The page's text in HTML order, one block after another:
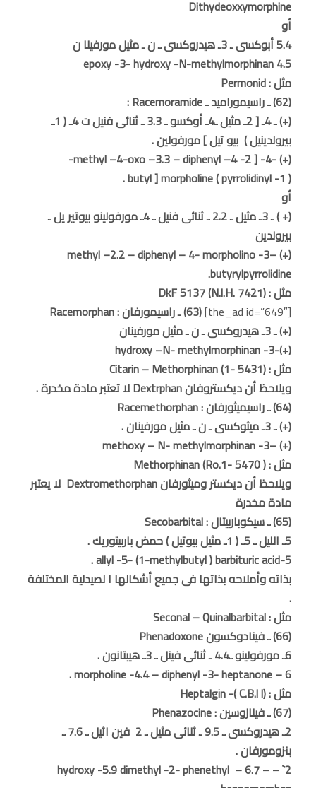
Dithydeoxxymorphine
أو
5.4 أبوكسى ـ 3ـ هيدروكسى ـ ن ـ مثيل مورفينا ن
4.5 epoxy -3- hydroxy -N-methylmorphinan
مثل : Permonid
(62) ـ راسيموراميد ـ Racemoramide :
(+) ـ 4ـ [ 2ـ مثيل ـ4ـ أوكسو ـ 3.3 ـ ثنائى فنيل ت 4ـ ( 1ـ
بيرولدينيل ) بيو تيل ] مورفولين .
(+) -4- [ 2- methyl –4-oxo –3.3 – diphenyl –4-
( 1- pyrrolidinyl ) butyl ] morpholine .
أو
(+ ) ـ 3ـ مثيل ـ 2.2 ـ ثنائى فنيل ـ 4ـ مورفولينو بيوتير يل ـ
بيرولدين
(+) –3- methyl –2.2 – diphenyl – 4- morpholino
butyrylpyrrolidine.
مثل : (N.l.H. 7421) DkF 5137
[the_ad id=”649″]
(63) ـ راسيمورفان : Racemorphan
(+) ـ 3ـ هيدروكسى ـ ن ـ مثيل مورفينان
(+)-3- hydroxy –N- methylmorphinan
مثل : Citarin – Methorphinan (1- 5431)
ويلاحظ أن ديكستروفان Dextrphan لا تعتبر مادة مخدرة .
(64) ـ راسيميثورفان : Racemethorphan
(+) ـ 3ـ ميثوكسى ـ ن ـ مثيل مورفينان .
(+) –3- methoxy – N- methylmorphinan
مثل : Methorphinan (Ro.1- 5470 )
ويلاحظ أن ديكستر وميثورفان Dextromethorphan لا يعتبر
مادة مخدرة
(65) ـ سيكوباربيتال : Secobarbital
5ـ الليل ـ 5ـ ( 1ـ مثيل بيوتيل ) حمض باربيتوريك .
5-allyl -5- (1-methylbutyl ) barbituric acid .
بذاته وأملاحه بذاتها فى جميع أشكالها ا لصيدلية المختلفة
.
مثل : Seconal – Quinalbarbital
(66) ـ فينادوكسون Phenadoxone
6ـ مورفولينو ـ4.4 ـ ثنائى فينل ـ 3ـ هيبتانون .
6 – morpholine -4.4 – diphenyl -3- heptanone .
مثل : (C.B.l l )- Heptalgin
(67) ـ فينازوسين : Phenazocine
2ـ هيدروكسى ـ 9.5 ـ ثنائى مثيل ـ 2 فين اثيل ـ 7.6 ـ
بنزومورفان .
2` – hydroxy -5.9 dimethyl -2- phenethyl – 6.7 –